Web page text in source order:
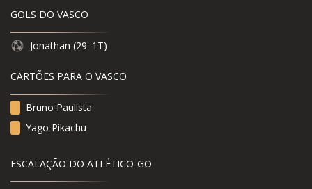
GOLS DO VASCO
Jonathan (29' 1T)
CARTÕES PARA O VASCO
Bruno Paulista
Yago Pikachu
ESCALAÇÃO DO ATLÉTICO-GO